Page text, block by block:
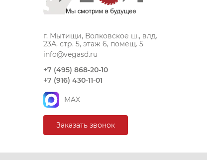
г. Мытищи, Волковское ш., влд.
23А, стр. 5, этаж 6, помещ. 5
info@vegasd.ru
+7 (495) 868-20-10
+7 (916) 430-11-01
MAX
Заказать звонок